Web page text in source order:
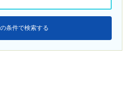
条件で検索する